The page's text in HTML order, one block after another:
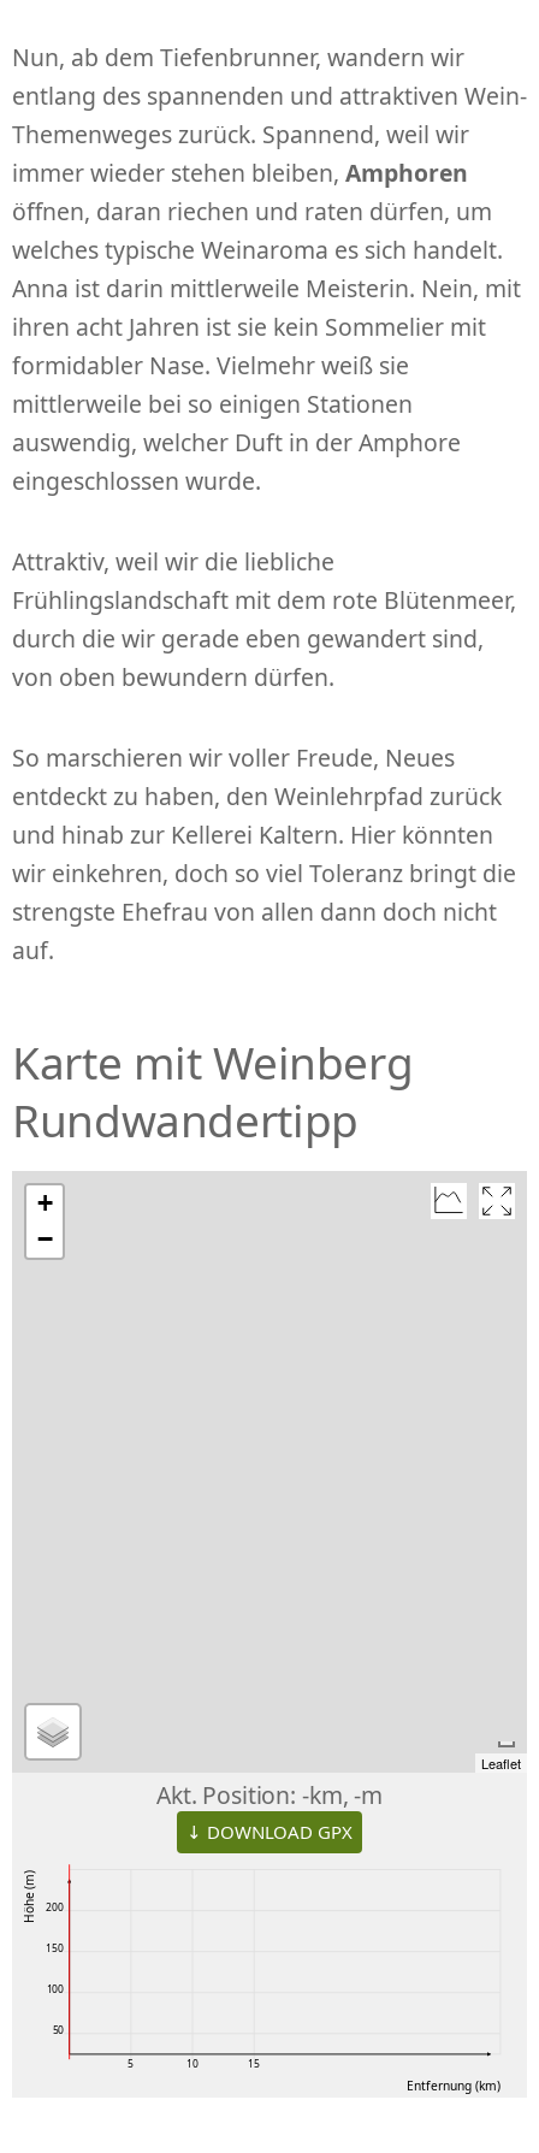
Nun, ab dem Tiefenbrunner, wandern wir
entlang des spannenden und attraktiven Wein-
Themenweges zurück. Spannend, weil wir
immer wieder stehen bleiben, Amphoren
öffnen, daran riechen und raten dürfen, um
welches typische Weinaroma es sich handelt.
Anna ist darin mittlerweile Meisterin. Nein, mit
ihren acht Jahren ist sie kein Sommelier mit
formidabler Nase. Vielmehr weiß sie
mittlerweile bei so einigen Stationen
auswendig, welcher Duft in der Amphore
eingeschlossen wurde.
Attraktiv, weil wir die liebliche
Frühlingslandschaft mit dem rote Blütenmeer,
durch die wir gerade eben gewandert sind,
von oben bewundern dürfen.
So marschieren wir voller Freude, Neues
entdeckt zu haben, den Weinlehrpfad zurück
und hinab zur Kellerei Kaltern. Hier könnten
wir einkehren, doch so viel Toleranz bringt die
strengste Ehefrau von allen dann doch nicht
auf.
Karte mit Weinberg
Rundwandertipp
+
−
Leaflet
Akt. Position: -km, -m
↓ DOWNLOAD GPX
50
100
150
200
5 10 15
Entfernung (km)
Höhe (m)